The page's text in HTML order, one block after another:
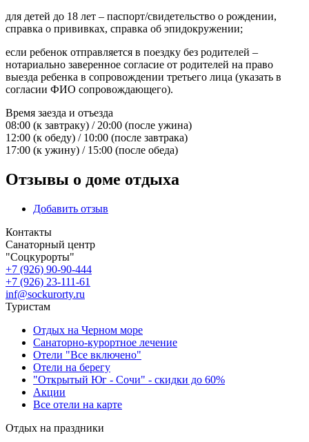
для детей до 18 лет – паспорт/свидетельство о рождении,
справка о прививках, справка об эпидокружении;
если ребенок отправляется в поездку без родителей –
нотариально заверенное согласие от родителей на право
выезда ребенка в сопровождении третьего лица (указать в
согласии ФИО сопровождающего).
Время заезда и отъезда
08:00 (к завтраку) / 20:00 (после ужина)
12:00 (к обеду) / 10:00 (после завтрака)
17:00 (к ужину) / 15:00 (после обеда)
Отзывы о доме отдыха
Добавить отзыв
Контакты
Санаторный центр
"Соцкурорты"
+7 (926) 90-90-444
+7 (926) 23-111-61
inf@sockurorty.ru
Туристам
Отдых на Черном море
Санаторно-курортное лечение
Отели "Все включено"
Отели на берегу
"Открытый Юг - Сочи" - скидки до 60%
Акции
Все отели на карте
Отдых на праздники